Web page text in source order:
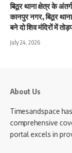
बिठूर थाना क्षेत्र के
कानपुर नगर, बिठूर
बने दो शिव मंदिरों में
July 24, 2026
About Us
Timesandspace
comprehensive
portal excels in